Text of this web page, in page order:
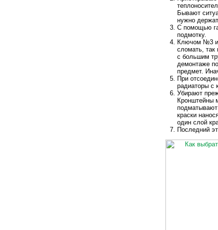
Бывают
нужно
С помощью
подмотку.
Ключом №3
сломать, так
с большим
демонтаже
предмет.
При
радиаторы с
Убирают
Кронштейны
подматывают
краски
один слой
Последний